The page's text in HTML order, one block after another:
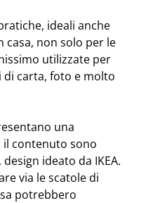
ideali anche
casa, non solo per le
utilizzate per
carta, foto e molto
una
contenuto sono
ideato da IKEA.
via le scatole di
potrebbero